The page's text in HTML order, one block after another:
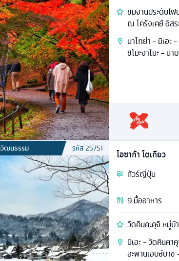
ชมงานประดับไฟ
ณ โครังเคย์ อิส
นาโกย่า - มิเอะ
ชิโมะงาโมะ - นา
วัฒนธรรม รหัส25751
โอซาก้า โตเกียว
ทัวร์ญี่ปุ่น
9มื้ออาหาร
วัดคินคะคุจิ หมู่บ้
มิเอะ - วัดคินคา
สะพานเอบิซึบาชิ